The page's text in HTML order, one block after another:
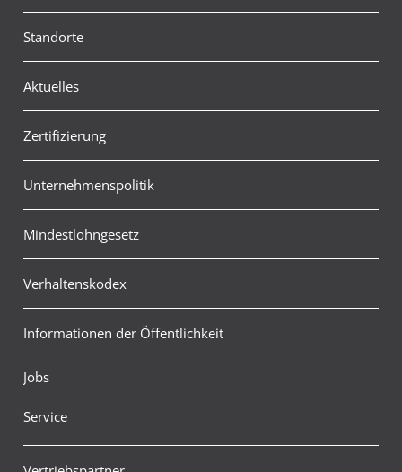
Standorte
Aktuelles
Zertifizierung
Unternehmenspolitik
Mindestlohngesetz
Verhaltenskodex
Informationen der Öffentlichkeit
Jobs
Service